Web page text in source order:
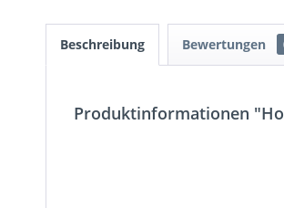
Beschreibung Bewertungen
Produktinformationen